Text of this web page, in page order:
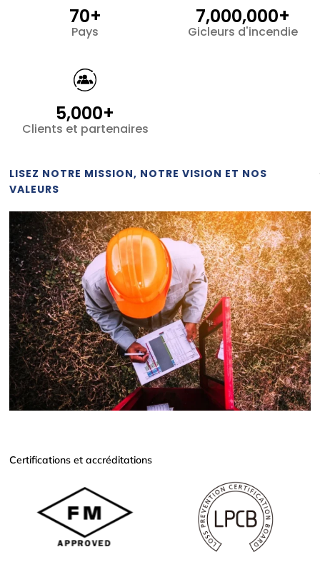
70+
Pays
7,000,000+
Gicleurs d'incendie
5,000+
Clients et partenaires
LISEZ NOTRE MISSION, NOTRE VISION ET NOS
VALEURS
Certifications et accréditations